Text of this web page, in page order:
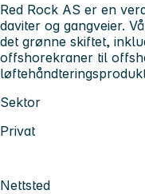
Red Rock AS er en
daviter og gangveier.
det grønne skiftet,
offshorekraner til
Sektor
Privat
Nettsted